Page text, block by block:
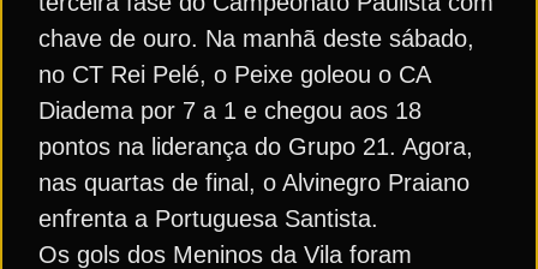
chave de ouro. Na manhã deste sábado,
no CT Rei Pelé, o Peixe goleou o CA
Diadema por 7 a 1 e chegou aos 18
pontos na liderança do Grupo 21. Agora,
nas quartas de final, o Alvinegro Praiano
enfrenta a Portuguesa Santista.
Os gols dos Meninos da Vila foram